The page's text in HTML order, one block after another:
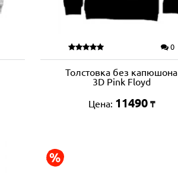
0
Толстовка без капюшона
3D Pink Floyd
Цена: 11490 ₸